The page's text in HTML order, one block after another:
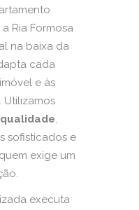
Ria Formosa
na baixa da
cada
e às
Utilizamos
,
sofisticados e
exige um
executa